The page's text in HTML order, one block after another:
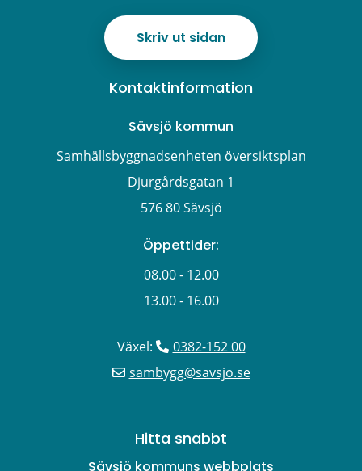
Skriv ut sidan
Kontaktinformation
Sävsjö kommun
Samhällsbyggnadsenheten översiktsplan
Djurgårdsgatan 1
576 80 Sävsjö
Öppettider:
08.00 - 12.00
13.00 - 16.00
Växel:
0382-152 00
sambygg@savsjo.se
Hitta snabbt
Sävsjö kommuns webbplats